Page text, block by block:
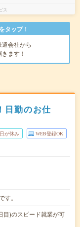
ス
タップ！
遣会社から
ます！
日勤のお仕
が休み WEB登録OK
。
目)のスピード就業が可